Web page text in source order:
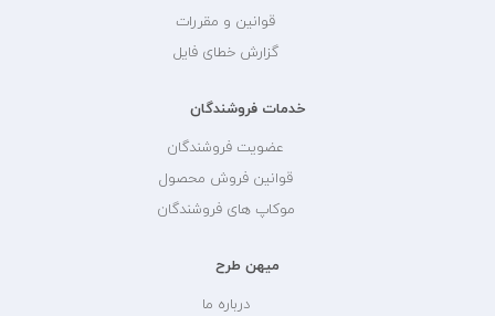
قوانین و مقررات
گزارش خطای فایل
خدمات فروشندگان
عضویت فروشندگان
قوانین فروش محصول
موکاپ های فروشندگان
میهن طرح
درباره ما